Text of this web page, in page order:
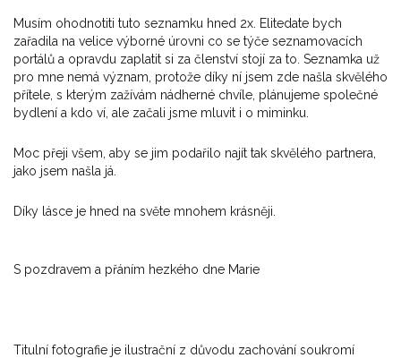
Musím ohodnotiti tuto seznamku hned 2x. Elitedate bych
zařadila na velice výborné úrovni co se týče seznamovacích
portálů a opravdu zaplatit si za členství stojí za to. Seznamka už
pro mne nemá význam, protože díky ní jsem zde našla skvělého
přítele, s kterým zažívám nádherné chvíle, plánujeme společné
bydlení a kdo ví, ale začali jsme mluvit i o miminku.
Moc přeji všem, aby se jim podařilo najít tak skvělého partnera,
jako jsem našla já.
Díky lásce je hned na světe mnohem krásněji.
S pozdravem a přáním hezkého dne Marie
Titulní fotografie je ilustrační z důvodu zachování soukromí